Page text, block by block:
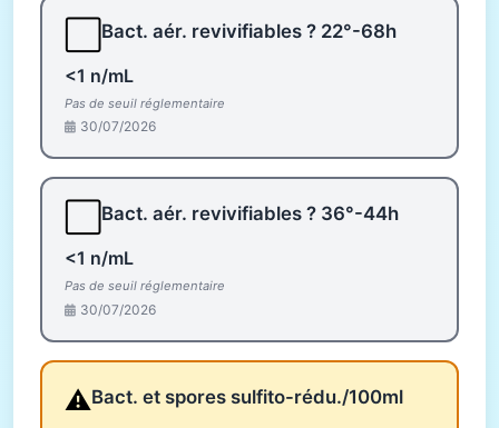
Bact. aér. revivifiables ? 22°-68h
<1 n/mL
Pas de seuil réglementaire
30/07/2026
Bact. aér. revivifiables ? 36°-44h
<1 n/mL
Pas de seuil réglementaire
30/07/2026
⚠️Bact. et spores sulfito-rédu./100ml